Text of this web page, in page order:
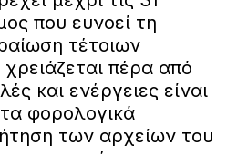
που ευνοεί τη
τέτοιων
πέρα από
και ενέργειες είναι
φορολογικά
των αρχείων του